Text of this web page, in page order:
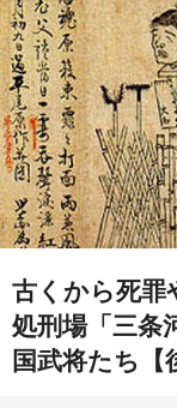
古くから死罪
処刑場「三条
国武将たち【